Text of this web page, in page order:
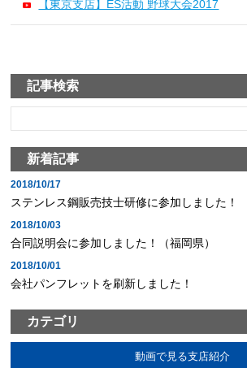
【東京支店】ES活動 野球大会2017
記事検索
新着記事
2018/10/17
ステンレス鋼販売技士研修に参加しました！
2018/10/03
合同説明会に参加しました！（福岡県）
2018/10/01
会社パンフレットを刷新しました！
カテゴリ
動画で見る支店紹介